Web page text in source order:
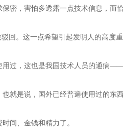
密，害怕多透露一点技术信息，而
。这一点希望引起发明人的高度重
过，这也是我国技术人员的通病
就是说，国外已经普遍使用过的东
间、金钱和精力了。